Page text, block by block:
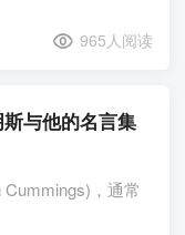
965人阅读
与他的名言集
Cummings)，通常